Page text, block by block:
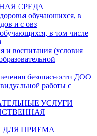
СРЕДА
обучающихся, в
и с овз
в том числе
и воспитания (условия
безопасности ДОО
работы с
УСЛУГИ
ПРИЕМА